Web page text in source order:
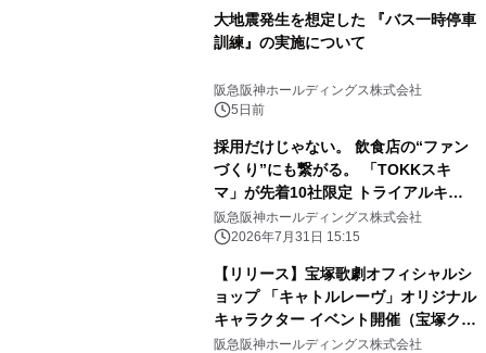
大地震発生を想定した 『バス一時停車
訓練』の実施について
阪急阪神ホールディングス株式会社
5日前
採用だけじゃない。 飲食店の“ファン
づくり”にも繋がる。 「TOKKスキ
マ」が先着10社限定 トライアルキャ
ンペーンを開始
阪急阪神ホールディングス株式会社
2026年7月31日 15:15
【リリース】宝塚歌劇オフィシャルシ
ョップ 「キャトルレーヴ」オリジナル
キャラクター イベント開催（宝塚クリ
エイティブアーツ）
阪急阪神ホールディングス株式会社